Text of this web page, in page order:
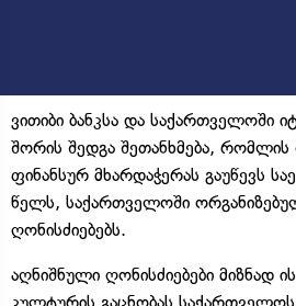
ვითიბი ბანკსა და საქართველოში
შორის შედგა შეთანხმება, რომლის
ფინანსურ მხარდაჭერას გაუწევს
წელს, საქართველოში
ღონისძიებებს.
აღნიშნული ღონისძიებები მიზნად